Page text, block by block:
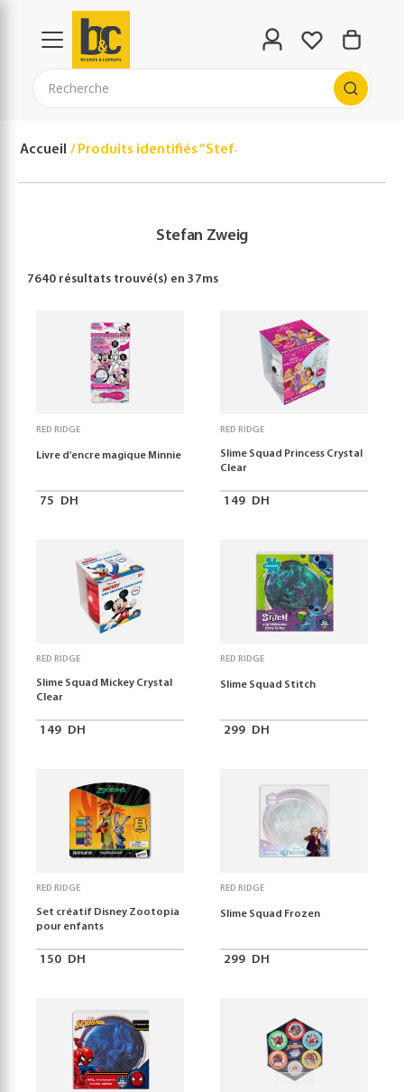
Recherche
Accueil Produits identifiés “Stefan Zweig”
Stefan Zweig
7640 résultats trouvé(s) en37ms
RED RIDGE
Livre d'encre magique Minnie
75 DH
RED RIDGE
Slime Squad Princess Crystal
Clear
149 DH
RED RIDGE
Slime Squad Mickey Crystal
Clear
149 DH
RED RIDGE
Slime Squad Stitch
299 DH
RED RIDGE
Set créatif Disney Zootopia
pour enfants
150 DH
RED RIDGE
Slime Squad Frozen
299 DH